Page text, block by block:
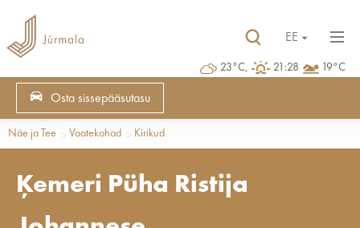
23°C, 21:28 19°C
EE
Osta sissepääsutasu
Näe ja Tee Vaatekohad Kirikud
Ķemeri Püha Ristija